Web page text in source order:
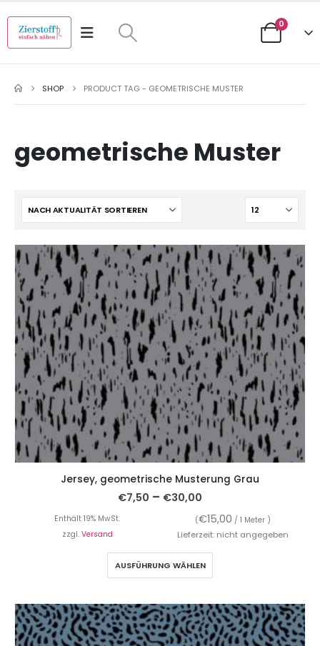
0
SHOP PRODUCT TAG - GEOMETRISCHE MUSTER
geometrische Muster
Jersey, geometrische Musterung Grau
€7,50 – €30,00
Enthält 19% MwSt. (€15,00 / 1 Meter )
zzgl. Versand Lieferzeit: nicht angegeben
AUSFÜHRUNG WÄHLEN